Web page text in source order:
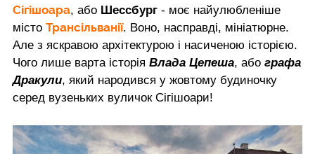
Сігішоара, або Шессбург - моє найулюбленіше
місто Трансільванії. Воно, насправді, мініатюрне.
Але з яскравою архітектурою і насиченою історією.
Чого лише варта історія Влада Цепеша, або графа
Дракули, який народився у жовтому будиночку
серед вузеньких вуличок Сігішоари!